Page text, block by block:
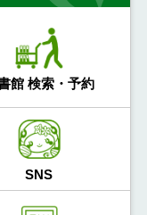
館 検索・予約
SNS